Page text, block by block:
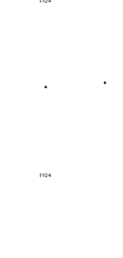
FY24
FY24